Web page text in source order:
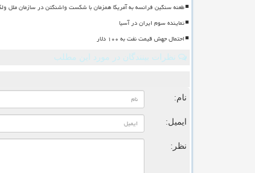
طعنه سنگین فرانسه به آمریکا همزمان با شکست واشنگتن در سازمان ملل
نماینده سوم ایران در آسیا
احتمال جهش قیمت نفت به ۱۰۰ دلار
نظرات بینندگان در مورد این مطلب
نام:
ایمیل:
نظر: